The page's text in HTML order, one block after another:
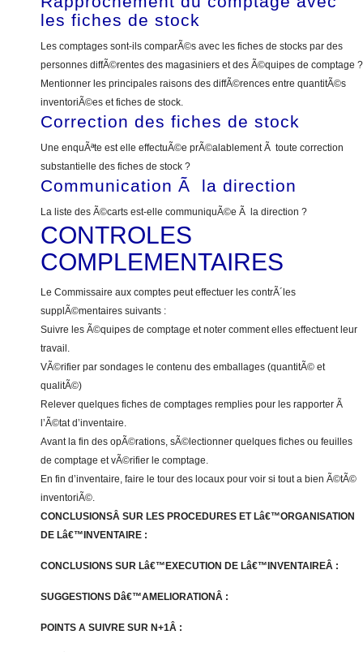
les fiches de stock
Les comptages sont-ils comparÃ©s avec les fiches de stocks par des
personnes diffÃ©rentes des magasiniers et des Ã©quipes de comptage ?
Mentionner les principales raisons des diffÃ©rences entre quantitÃ©s
inventoriÃ©es et fiches de stock.
Correction des fiches de stock
Une enquÃªte est elle effectuÃ©e prÃ©alablement Ã toute correction
substantielle des fiches de stock ?
Communication Ã la direction
La liste des Ã©carts est-elle communiquÃ©e Ã la direction ?
CONTROLES
COMPLEMENTAIRES
Le Commissaire aux comptes peut effectuer les contrÃ´les
supplÃ©mentaires suivants :
Suivre les Ã©quipes de comptage et noter comment elles effectuent leur
travail.
VÃ©rifier par sondages le contenu des emballages (quantitÃ© et
qualitÃ©)
Relever quelques fiches de comptages remplies pour les rapporter Ã
l’Ã©tat d’inventaire.
Avant la fin des opÃ©rations, sÃ©lectionner quelques fiches ou feuilles
de comptage et vÃ©rifier le comptage.
En fin d’inventaire, faire le tour des locaux pour voir si tout a bien Ã©tÃ©
inventoriÃ©.
CONCLUSIONSÂ SUR LES PROCEDURES ET Lâ€™ORGANISATION
DE Lâ€™INVENTAIRE :
CONCLUSIONS SUR Lâ€™EXECUTION DE Lâ€™INVENTAIREÂ :
SUGGESTIONS Dâ€™AMELIORATIONÂ :
POINTS A SUIVRE SUR N+1Â :